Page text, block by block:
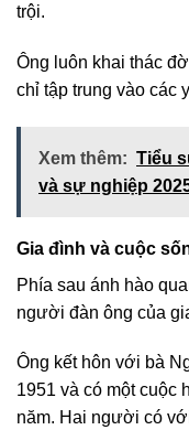
trội.
Ông luôn khai thác
chỉ tập trung vào các
Xem thêm: Tiểu
và sự nghiệp
Gia đình và cuộc
Phía sau ánh hào
người đàn ông của
Ông kết hôn với bà
1951 và có một cuộc
năm. Hai người có